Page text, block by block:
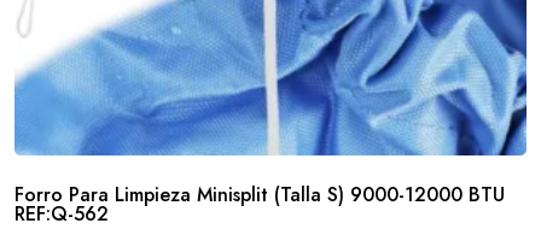
Forro Para Limpieza Minisplit (Talla S) 9000-12000 BTU
REF:Q-562